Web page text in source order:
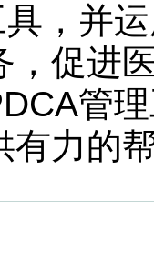
，并
，促进
管
有力的